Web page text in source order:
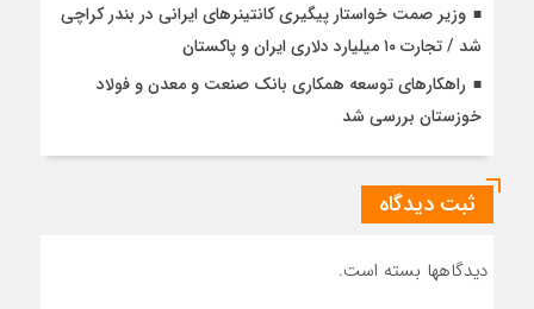
وزیر صمت خواستار پیگیری کانتینرهای ایرانی در بندر کراچی
شد / تجارت ۱۰ میلیارد دلاری ایران و پاکستان
راهکارهای توسعه همکاری بانک صنعت و معدن و فولاد
خوزستان بررسی شد
ثبت دیدگاه
دیدگاهها بسته است.